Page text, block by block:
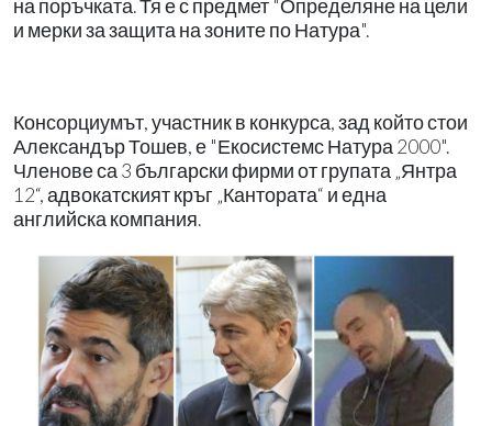
на поръчката. Тя е с предмет "Определяне на цели
и мерки за защита на зоните по Натура".
Консорциумът, участник в конкурса, зад който стои
Александър Тошев, е "Екосистемс Натура 2000".
Членове са 3 български фирми от групата „Янтра
12“, адвокатският кръг „Кантората“ и една
английска компания.